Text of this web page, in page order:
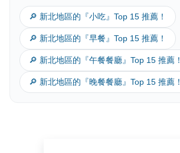
🔎 新北地區的『小吃』Top 15 推薦！
🔎 新北地區的『早餐』Top 15 推薦！
🔎 新北地區的『午餐餐廳』Top 15 推薦！
🔎 新北地區的『晚餐餐廳』Top 15 推薦！